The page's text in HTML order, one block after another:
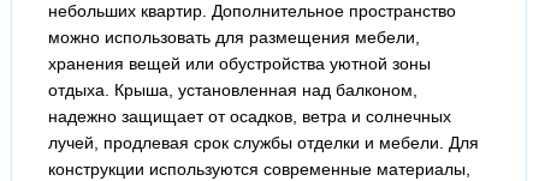
небольших квартир. Дополнительное пространство
можно использовать для размещения мебели,
хранения вещей или обустройства уютной зоны
отдыха. Крыша, установленная над балконом,
надежно защищает от осадков, ветра и солнечных
лучей, продлевая срок службы отделки и мебели. Для
конструкции используются современные материалы,